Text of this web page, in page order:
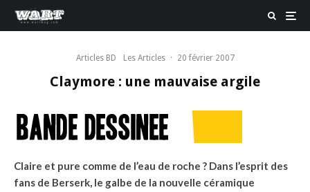
Articles BD Les Articles · 20 février 2007
Claymore : une mauvaise argile
Claire et pure comme de l’eau de roche ? Dans l’esprit des
fans de Berserk, le galbe de la nouvelle céramique